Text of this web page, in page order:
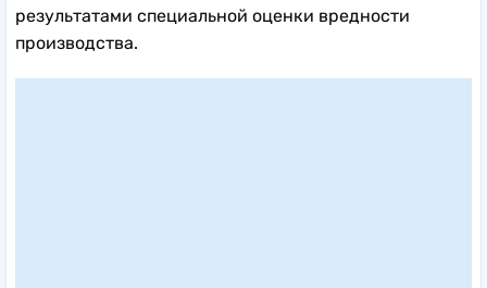
результатами специальной оценки вредности
производства.